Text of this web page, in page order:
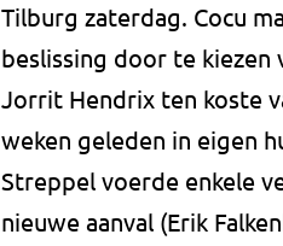
Tilburg zaterdag. Cocu
beslissing door te kiezen
Jorrit Hendrix ten koste
weken geleden in eigen
Streppel voerde enkele
nieuwe aanval (Erik